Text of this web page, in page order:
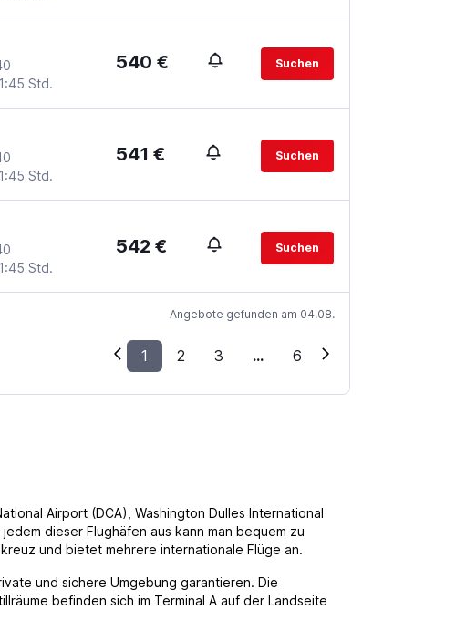
Std.
540 € Suchen
Std.
541 € Suchen
Std.
542 € Suchen
Angebote gefunden am 04.08.
1 2 3 ... 6
Airport (DCA), Washington Dulles International
dieser Flughäfen aus kann man bequem zu
und bietet mehrere internationale Flüge an.
und sichere Umgebung garantieren. Die
befinden sich im Terminal A auf der Landseite